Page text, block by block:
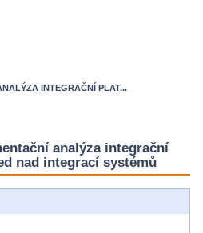
INTEGRAČNÍ PLAT...
analýza integrační
nad integrací systémů